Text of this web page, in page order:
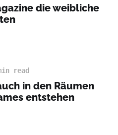
die weibliche
read
in den Räumen
entstehen